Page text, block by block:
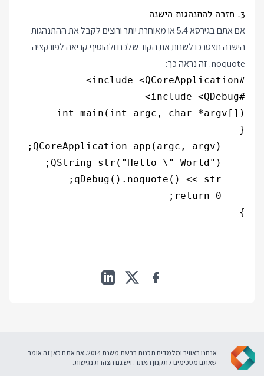
3. חזרה להתנהגות הישנה
אם אתם בגירסא 5.4 או מאוחרת יותר ורוצים לקבל את ההתנהגות
הישנה תצטרכו לשנות את הקוד שלכם ולהוסיף קריאה לפונקציה
noquote. זה נראה כך:
}
אנחנו באוויר ומלמדים תכנות ברשת משנת 2014. אם אתם כאן זה אומר
שאתם מסכימים לתקנון האתר. ויש גם הצהרת נגישות.